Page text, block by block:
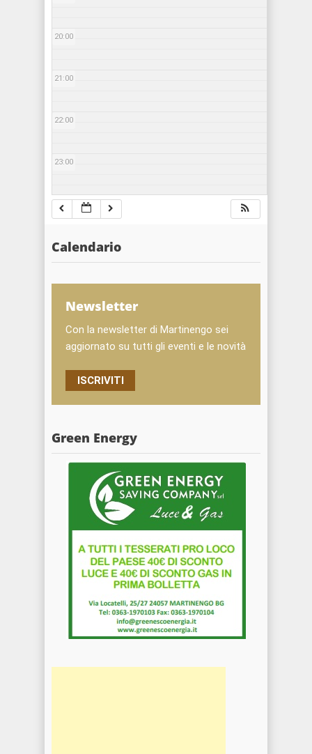
20:00
21:00
22:00
23:00
Calendario
Newsletter
Con la newsletter di Martinengo sei
aggiornato su tutti gli eventi e le novità
ISCRIVITI
Green Energy